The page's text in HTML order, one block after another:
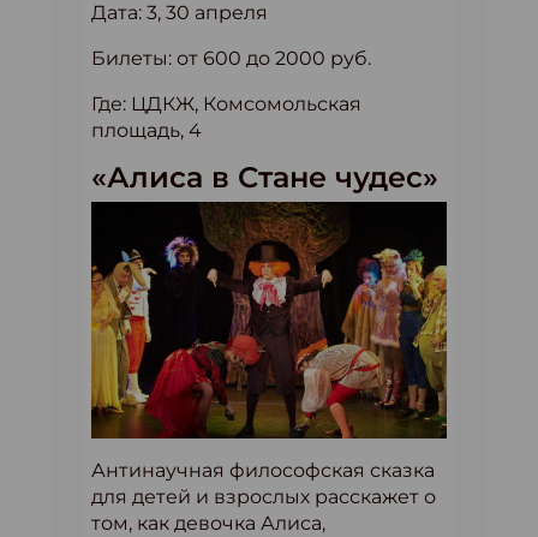
Дата: 3, 30 апреля
Билеты: от 600 до 2000 руб.
Где: ЦДКЖ, Комсомольская
площадь, 4
«Алиса в Стане чудес»
Антинаучная философская сказка
для детей и взрослых расскажет о
том, как девочка Алиса,